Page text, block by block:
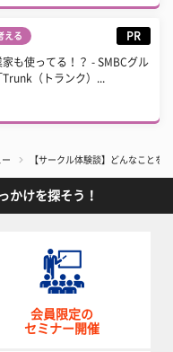
える PR
も使ってる！？ - SMBCグル
（トランク）...
【サークル体験談】どんなことを
かけを探そう！
会員限定の
セミナー開催